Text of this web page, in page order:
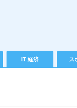
IT 経済 ス